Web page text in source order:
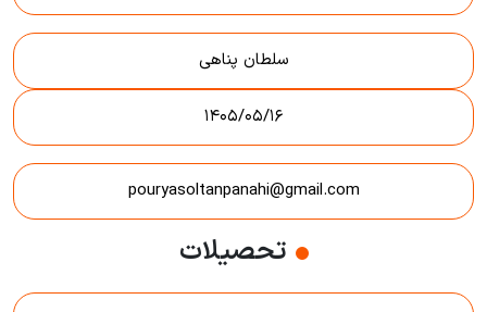
سلطان پناهی
۱۴۰۵/۰۵/۱۶
pouryasoltanpanahi@gmail.com
تحصیلات